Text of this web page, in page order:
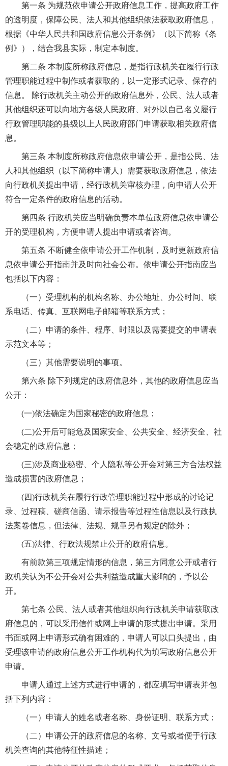
第一条 为规范依申请公开政府信息工作，提高政府工作
的透明度，保障公民、法人和其他组织依法获取政府信息，
根据《中华人民共和国政府信息公开条例》（以下简称《条
例》），结合我县实际，制定本制度。
第二条 本制度所称政府信息，是指行政机关在履行行政
管理职能过程中制作或者获取的，以一定形式记录、保存的
信息。 除行政机关主动公开的政府信息外，公民、法人或者
其他组织还可以向地方各级人民政府、对外以自己名义履行
行政管理职能的县级以上人民政府部门申请获取相关政府信
息。
第三条 本制度所称政府信息依申请公开，是指公民、法
人和其他组织（以下简称申请人）需要获取政府信息，依法
向行政机关提出申请，经行政机关审核办理，向申请人公开
符合一定条件的政府信息的活动。
第四条 行政机关应当明确负责本单位政府信息依申请公
开的受理机构，方便申请人提出申请或者咨询。
第五条 不断健全依申请公开工作机制，及时更新政府信
息依申请公开指南并及时向社会公布。依申请公开指南应当
包括以下内容：
（一）受理机构的机构名称、办公地址、办公时间、联
系电话、传真、互联网电子邮箱等联系方式；
（二）申请的条件、程序、时限以及需要提交的申请表
示范文本等；
（三）其他需要说明的事项。
第六条 除下列规定的政府信息外，其他的政府信息应当
公开：
(一)依法确定为国家秘密的政府信息；
(二)公开后可能危及国家安全、公共安全、经济安全、社
会稳定的政府信息；
(三)涉及商业秘密、个人隐私等公开会对第三方合法权益
造成损害的政府信息；
(四)行政机关在履行行政管理职能过程中形成的讨论记
录、过程稿、磋商信函、请示报告等过程性信息以及行政执
法案卷信息，但法律、法规、规章另有规定的除外；
(五)法律、行政法规禁止公开的政府信息。
有前款第三项规定情形的信息，第三方同意公开或者行
政机关认为不公开会对公共利益造成重大影响的，予以公
开。
第七条 公民、法人或者其他组织向行政机关申请获取政
府信息的，可以采用信件或网上申请的形式提出申请。采用
书面或网上申请形式确有困难的，申请人可以口头提出，由
受理该申请的政府信息公开工作机构代为填写政府信息公开
申请。
申请人通过上述方式进行申请的，都应填写申请表并包
括下列内容：
（一）申请人的姓名或者名称、身份证明、联系方式；
（二）申请公开的政府信息的名称、文号或者便于行政
机关查询的其他特征性描述；